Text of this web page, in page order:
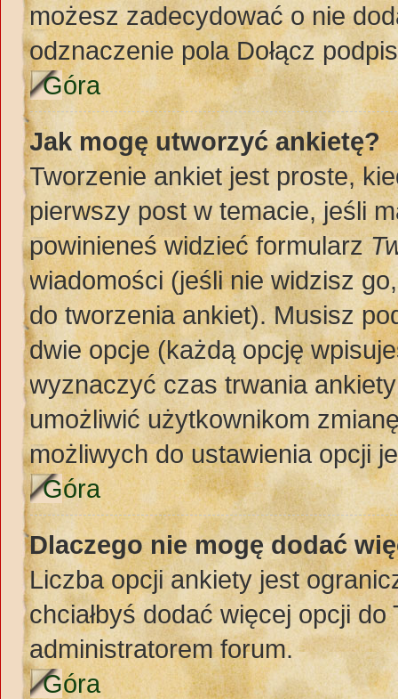
możesz zadecydować o nie
odznaczenie pola Dołącz
Góra
Jak mogę utworzyć ankietę?
Tworzenie ankiet jest proste,
pierwszy post w temacie, jeśli
powinieneś widzieć formularz
wiadomości (jeśli nie widzisz
do tworzenia ankiet). Musisz
dwie opcje (każdą opcję
wyznaczyć czas trwania
umożliwić użytkownikom
możliwych do ustawienia opcji
Góra
Dlaczego nie mogę dodać
Liczba opcji ankiety jest
chciałbyś dodać więcej opcji
administratorem forum.
Góra